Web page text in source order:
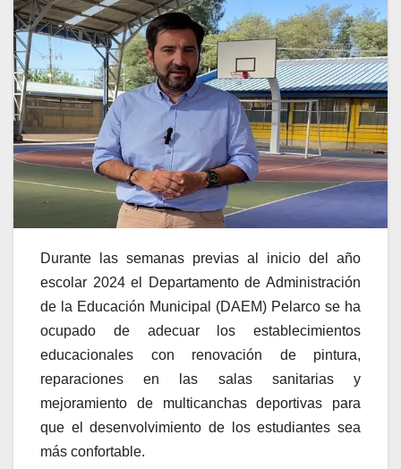
Durante las semanas previas al inicio del año
escolar 2024 el Departamento de Administración
de la Educación Municipal (DAEM) Pelarco se ha
ocupado de adecuar los establecimientos
educacionales con renovación de pintura,
reparaciones en las salas sanitarias y
mejoramiento de multicanchas deportivas para
que el desenvolvimiento de los estudiantes sea
más confortable.